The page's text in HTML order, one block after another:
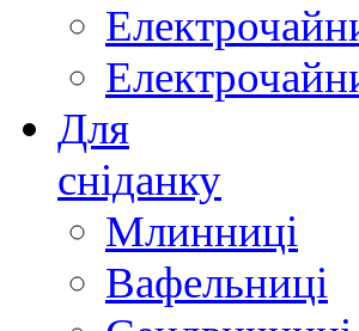
Для
сніданку
Млинниці
Вафельниці